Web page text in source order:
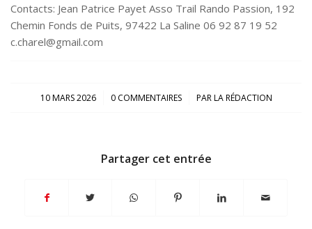
Contacts: Jean Patrice Payet Asso Trail Rando Passion, 192
Chemin Fonds de Puits, 97422 La Saline 06 92 87 19 52
c.charel@gmail.com
10 MARS 2026
/ 0 COMMENTAIRES
/ PARLA RÉDACTION
Partager cet entrée